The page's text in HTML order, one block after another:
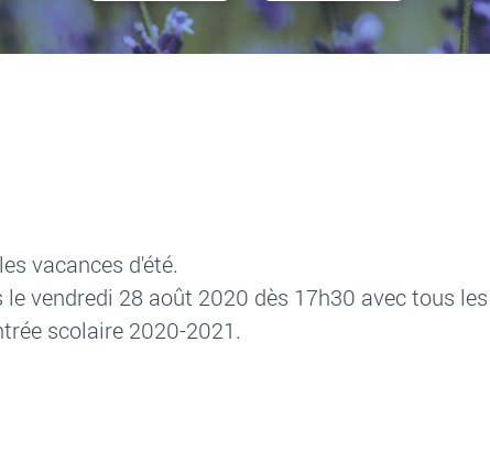
vacances d'été.
vendredi 28 août 2020 dès 17h30 avec tous
scolaire 2020-2021.